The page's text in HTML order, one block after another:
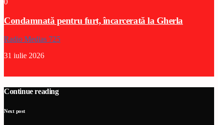
0
Condamnată pentru furt, încarcerată la Gherla
Radio Medias 725
31 iulie 2026
Continue reading
Next post